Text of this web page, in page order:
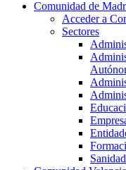
Comunidad de
Acceder a
Sectores
Sanidad